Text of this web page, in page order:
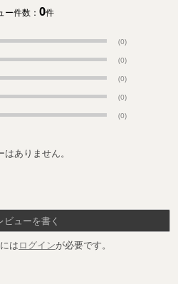
ー件数： 0件
(0)
(0)
(0)
(0)
(0)
はありません。
ビューを書く
は ログインが必要です。